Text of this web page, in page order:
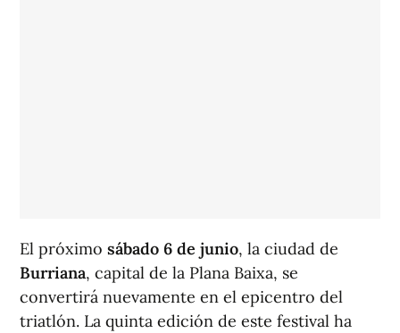
El próximo sábado 6 de junio, la ciudad de
Burriana, capital de la Plana Baixa, se
convertirá nuevamente en el epicentro del
triatlón. La quinta edición de este festival ha